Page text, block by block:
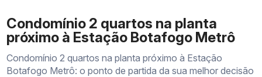
Condomínio 2 quartos na planta
próximo à Estação Botafogo Metrô
Condomínio 2 quartos na planta próximo à Estação
Botafogo Metrô: o ponto de partida da sua melhor decisão